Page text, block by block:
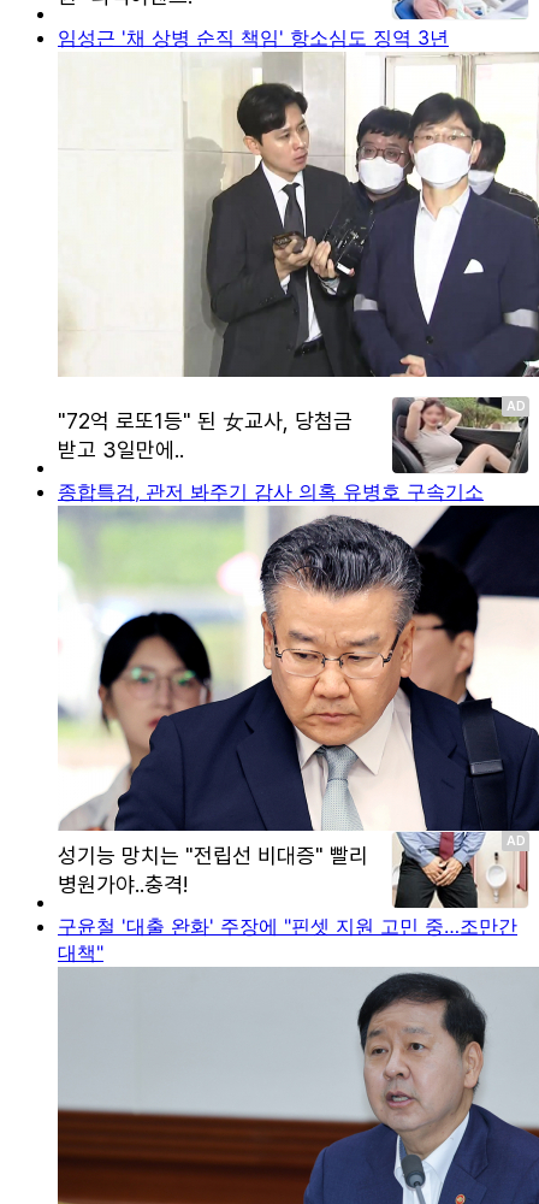
임성근 '채 상병 순직 책임' 항소심도 징역 3년
종합특검, 관저 봐주기 감사 의혹 유병호 구속기소
구윤철 '대출 완화' 주장에 "핀셋 지원 고민 중…조만간
대책"